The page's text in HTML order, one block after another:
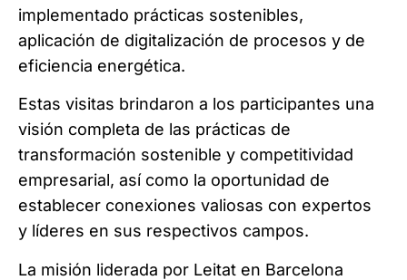
implementado prácticas sostenibles,
aplicación de digitalización de procesos y de
eficiencia energética.
Estas visitas brindaron a los participantes una
visión completa de las prácticas de
transformación sostenible y competitividad
empresarial, así como la oportunidad de
establecer conexiones valiosas con expertos
y líderes en sus respectivos campos.
La misión liderada por Leitat en Barcelona